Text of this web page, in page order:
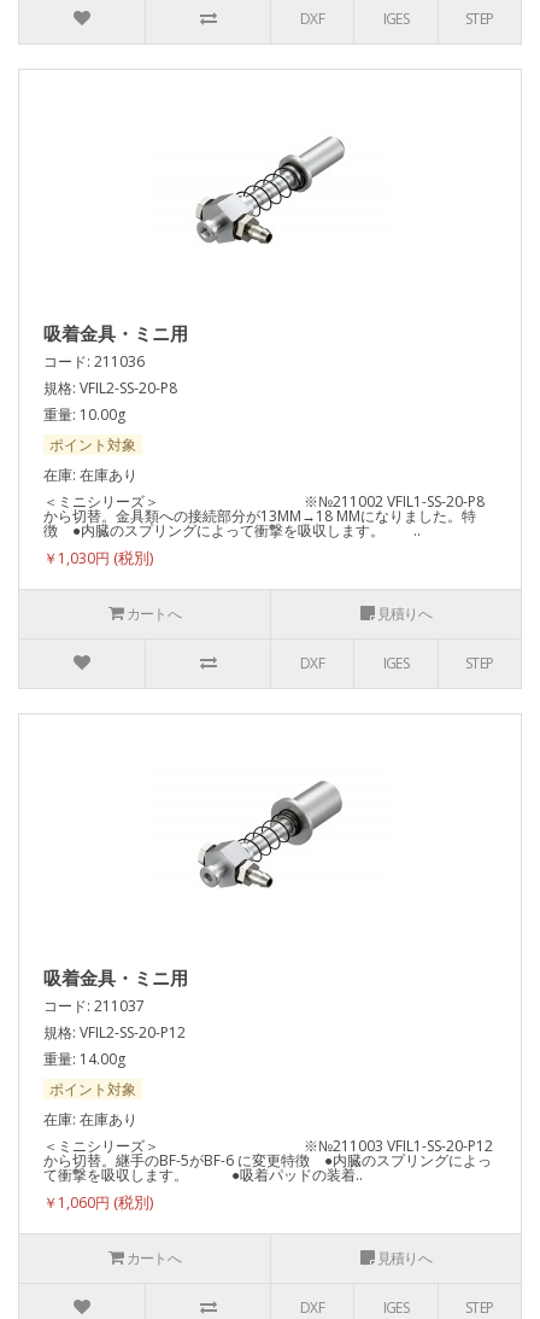
DXF IGES STEP
吸着金具・ミニ用
コード: 211036
規格: VFIL2-SS-20-P8
重量: 10.00g
ポイント対象
在庫: 在庫あり
＜ミニシリーズ＞ ※№211002 VFIL1-SS-20-P8
から切替。金具類への接続部分が13MM→18 MMになりました。特
徴 ●内臓のスプリングによって衝撃を吸収します。 ..
￥1,030円
カートへ 見積りへ
DXF IGES STEP
吸着金具・ミニ用
コード: 211037
規格: VFIL2-SS-20-P12
重量: 14.00g
ポイント対象
在庫: 在庫あり
＜ミニシリーズ＞ ※№211003 VFIL1-SS-20-P12
から切替。継手のBF-5がBF-6 に変更特徴 ●内臓のスプリングによっ
て衝撃を吸収します。 ●吸着パッドの装着..
￥1,060円
カートへ 見積りへ
DXF IGES STEP